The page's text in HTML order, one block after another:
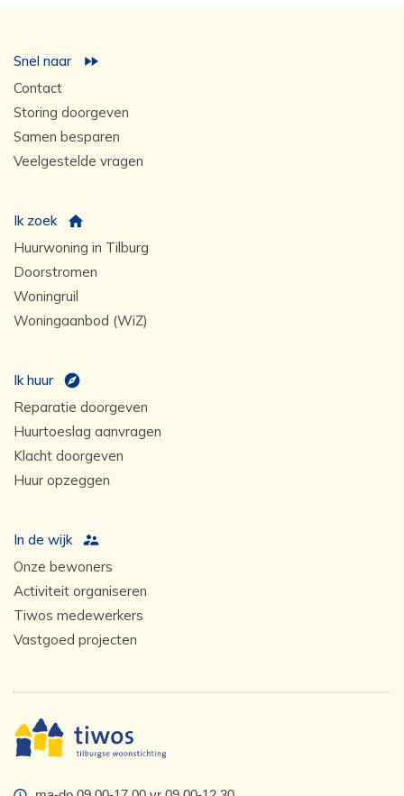
Snel naar
Contact
Storing doorgeven
Samen besparen
Veelgestelde vragen
Ik zoek
Huurwoning in Tilburg
Doorstromen
Woningruil
Woningaanbod (WiZ)
Ik huur
Reparatie doorgeven
Huurtoeslag aanvragen
Klacht doorgeven
Huur opzeggen
In de wijk
Onze bewoners
Activiteit organiseren
Tiwos medewerkers
Vastgoed projecten